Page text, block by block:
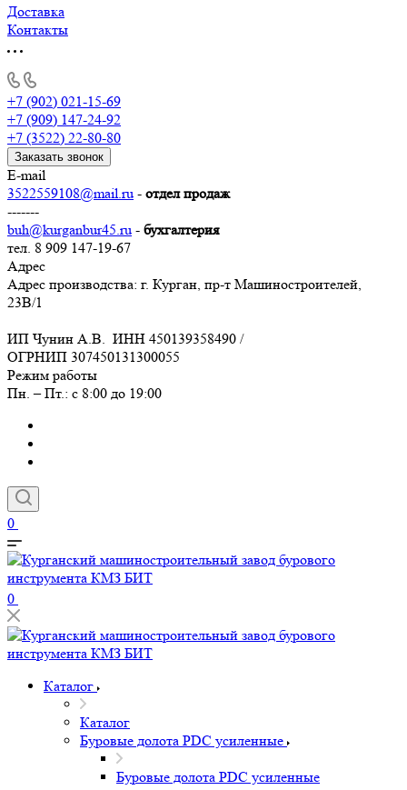
Доставка
Контакты
+7 (902) 021-15-69
+7 (909) 147-24-92
+7 (3522) 22-80-80
Заказать звонок
E-mail
3522559108@mail.ru - отдел продаж
-------
buh@kurganbur45.ru - бухгалтерия
тел. 8 909 147-19-67
Адрес
Адрес производства: г. Курган, пр-т Машиностроителей,
23В/1
ИП Чунин А.В. ИНН 450139358490 /
ОГРНИП 307450131300055
Режим работы
Пн. – Пт.: с 8:00 до 19:00
0
0
Каталог
Каталог
Буровые долота PDC усиленные
Буровые долота PDC усиленные